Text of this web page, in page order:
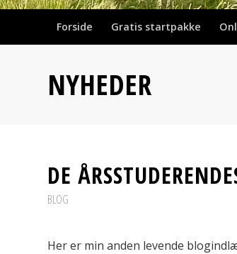
Forside Gratis startpakke
NYHEDER
DE
BLOG
Her er min anden levende